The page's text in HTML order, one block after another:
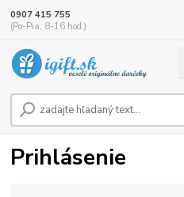
0907 415 755
(Po-Pia, 8-16 hod.)
Prihlásenie